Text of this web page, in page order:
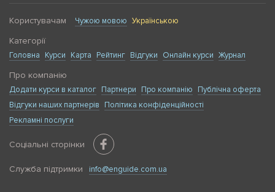
Користувачам Чужою мовою Українською
Категорії
Головна Курси Карта Рейтинг Відгуки Онлайн курси Журнал
Про компанію
Додати курси в каталог Партнери Про компанію
Публічна оферта
Відгуки наших партнерів
Політика конфіденційності
Рекламні послуги
Соціальні сторінки
Служба підтримки info@enguide.com.ua